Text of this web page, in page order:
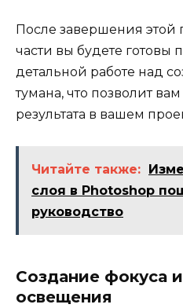
После завершения этой
части вы будете готовы
детальной работе над
тумана, что позволит
результата в вашем
Читайте также:
слоя в Photoshop
руководство
Создание фокуса
освещения